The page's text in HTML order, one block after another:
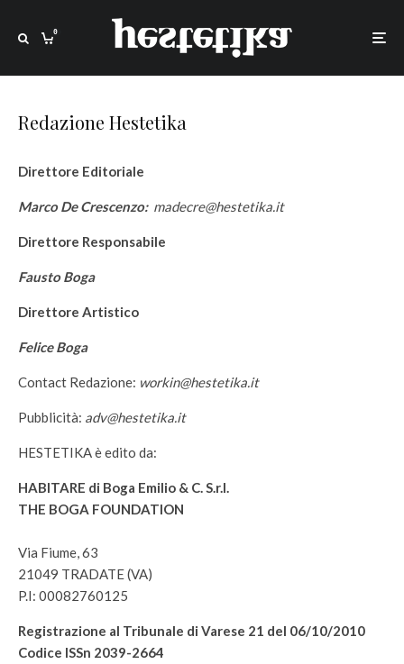
0
Redazione Hestetika
Direttore Editoriale
Marco De Crescenzo: madecre@hestetika.it
Direttore Responsabile
Fausto Boga
Direttore Artistico
Felice Boga
Contact Redazione: workin@hestetika.it
Pubblicità: adv@hestetika.it
HESTETIKA è edito da:
HABITARE di Boga Emilio & C. S.r.l.
THE BOGA FOUNDATION
Via Fiume, 63
21049 TRADATE (VA)
P.I: 00082760125
Registrazione al Tribunale di Varese 21 del 06/10/2010
Codice ISSn 2039-2664